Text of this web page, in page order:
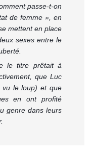
passe-t-on
de femme », en
mettent en place
sexes entre le
le titre prêtait à
que Luc
vu le loup) et que
en ont profité
genre dans leurs